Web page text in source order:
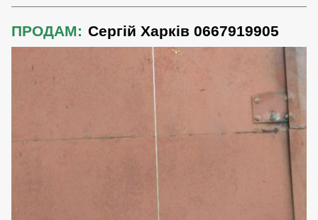
ПРОДАМ: Сергій Харків 0667919905